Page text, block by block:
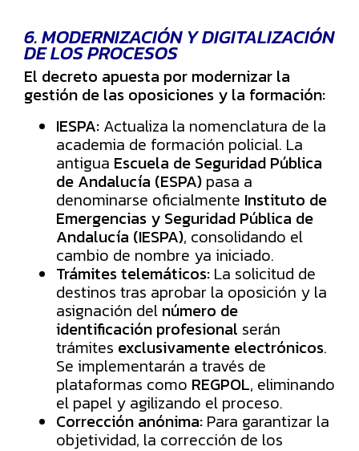
6. MODERNIZACIÓN Y DIGITALIZACIÓN
DE LOS PROCESOS
El decreto apuesta por modernizar la
gestión de las oposiciones y la formación:
IESPA: Actualiza la nomenclatura de la
academia de formación policial. La
antigua Escuela de Seguridad Pública
de Andalucía (ESPA) pasa a
denominarse oficialmente Instituto de
Emergencias y Seguridad Pública de
Andalucía (IESPA), consolidando el
cambio de nombre ya iniciado.
Trámites telemáticos: La solicitud de
destinos tras aprobar la oposición y la
asignación del número de
identificación profesional serán
trámites exclusivamente electrónicos.
Se implementarán a través de
plataformas como REGPOL, eliminando
el papel y agilizando el proceso.
Corrección anónima: Para garantizar la
objetividad, la corrección de los